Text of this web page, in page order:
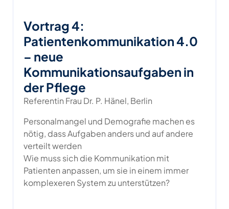
Vortrag 4:
Patientenkommunikation 4.0
– neue
Kommunikationsaufgaben in
der Pflege
Referentin Frau Dr. P. Hänel, Berlin
Personalmangel und Demografie machen es
nötig, dass Aufgaben anders und auf andere
verteilt werden
Wie muss sich die Kommunikation mit
Patienten anpassen, um sie in einem immer
komplexeren System zu unterstützen?